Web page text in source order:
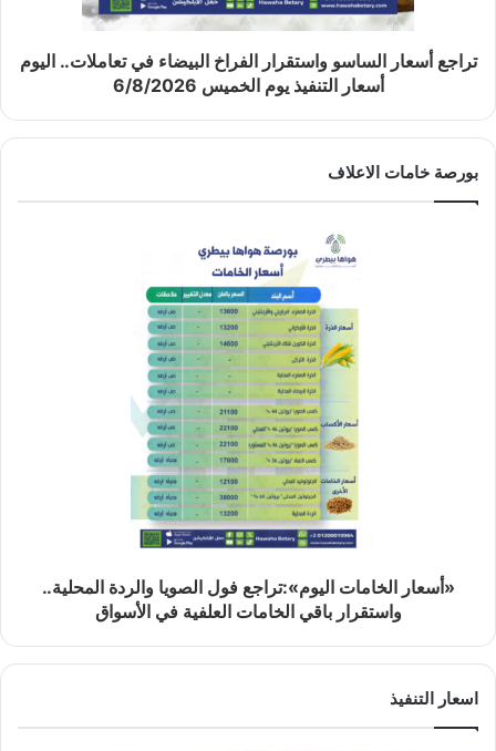
تراجع أسعار الساسو واستقرار الفراخ البيضاء في تعاملات.. اليوم
أسعار التنفيذ يوم الخميس 6/8/2026
بورصة خامات الاعلاف
«أسعار الخامات اليوم»:تراجع فول الصويا والردة المحلية..
واستقرار باقي الخامات العلفية في الأسواق
اسعار التنفيذ